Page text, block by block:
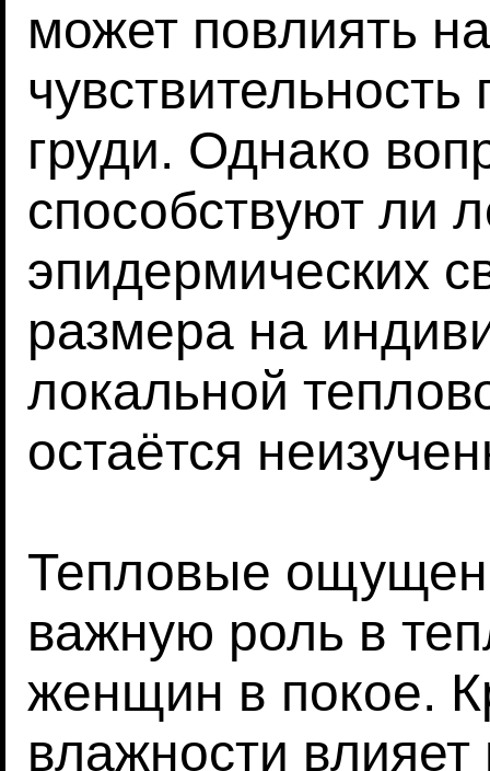
может повлиять
груди. Однако
способствуют ли
эпидермических
размера на
локальной
остаётся
Тепловые
важную роль в
женщин в покое.
влажности